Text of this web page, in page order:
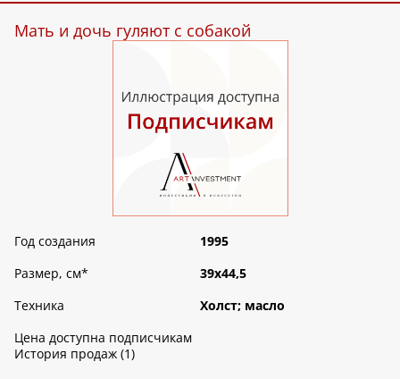
Мать и дочь гуляют с собакой
Год создания
1995
Размер, см*
39х44,5
Техника
Холст; масло
Цена доступна подписчикам
История продаж (1)